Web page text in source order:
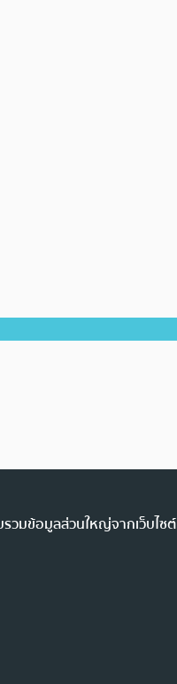
วมข้อมูลส่วนใหญ่จากเว็บไ